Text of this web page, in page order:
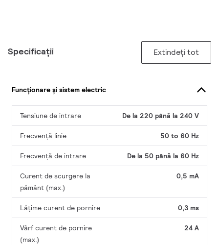
Specificații Extindeți tot
Funcționare și sistem electric
Tensiune de intrare De la 220 până la 240 V
Frecvență linie 50 to 60 Hz
Frecvență de intrare De la 50 până la 60 Hz
Curent de scurgere la
pământ (max.)
0,5 mA
Lățime curent de pornire 0,3 ms
Vârf curent de pornire
(max.)
24 A